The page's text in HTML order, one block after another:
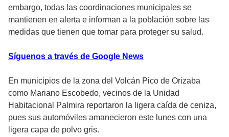
embargo, todas las coordinaciones municipales se
mantienen en alerta e informan a la población sobre las
medidas que tienen que tomar para proteger su salud.
Síguenos a través de Google News
En municipios de la zona del Volcán Pico de Orizaba
como Mariano Escobedo, vecinos de la Unidad
Habitacional Palmira reportaron la ligera caída de ceniza,
pues sus automóviles amanecieron este lunes con una
ligera capa de polvo gris.